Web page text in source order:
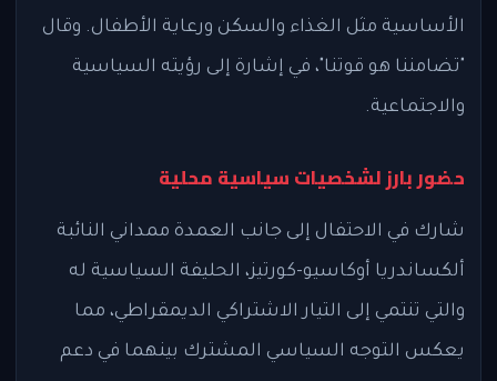
الأساسية مثل الغذاء والسكن ورعاية الأطفال. وقال
"تضامننا هو قوتنا"، في إشارة إلى رؤيته السياسية
والاجتماعية.
حضور بارز لشخصيات سياسية محلية
شارك في الاحتفال إلى جانب العمدة ممداني النائبة
ألكساندريا أوكاسيو-كورتيز، الحليفة السياسية له
والتي تنتمي إلى التيار الاشتراكي الديمقراطي، مما
يعكس التوجه السياسي المشترك بينهما في دعم